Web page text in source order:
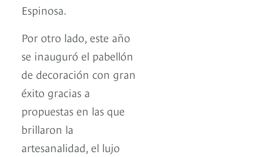
Espinosa.
Por otro lado, este año
se inauguró el pabellón
de decoración con gran
éxito gracias a
propuestas en las que
brillaron la
artesanalidad, el lujo